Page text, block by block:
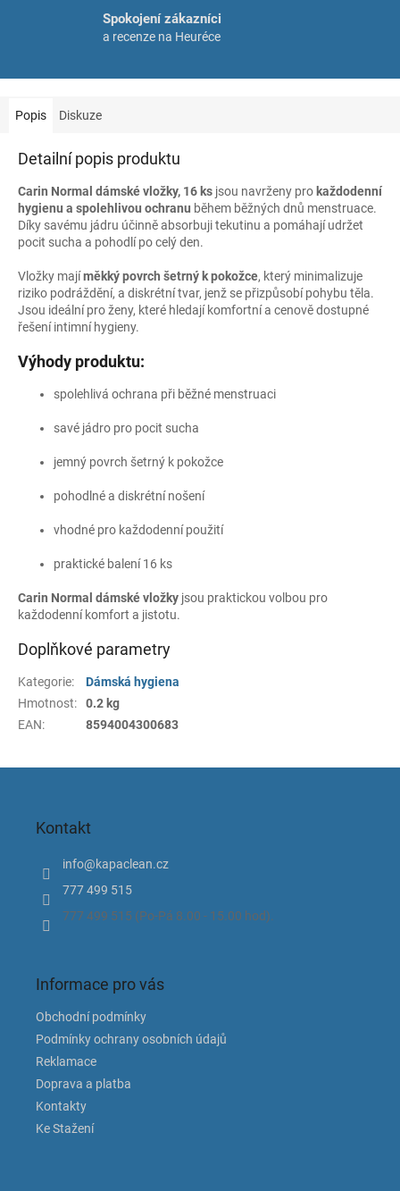
Spokojení zákazníci
a recenze na Heuréce
Popis Diskuze
Detailní popis produktu
Carin Normal dámské vložky, 16 ks jsou navrženy pro každodenní
hygienu a spolehlivou ochranu během běžných dnů menstruace.
Díky savému jádru účinně absorbuji tekutinu a pomáhají udržet
pocit sucha a pohodlí po celý den.
Vložky majíměkký povrch šetrný k pokožce, který minimalizuje
riziko podráždění, a diskrétní tvar, jenž se přizpůsobí pohybu těla.
Jsou ideální pro ženy, které hledají komfortní a cenově dostupné
řešení intimní hygieny.
Výhody produktu:
spolehlivá ochrana při běžné menstruaci
savé jádro pro pocit sucha
jemný povrch šetrný k pokožce
pohodlné a diskrétní nošení
vhodné pro každodenní použití
praktické balení 16 ks
Carin Normal dámské vložky jsou praktickou volbou pro
každodenní komfort a jistotu.
Doplňkové parametry
Kategorie:
Dámská hygiena
Hmotnost:
0.2 kg
EAN: 8594004300683
Kontakt
info@kapaclean.cz
777 499 515
777 499 515 (Po-Pá 8.00 - 15.00 hod).
Informace pro vás
Obchodní podmínky
Podmínky ochrany osobních údajů
Reklamace
Doprava a platba
Kontakty
Ke Stažení